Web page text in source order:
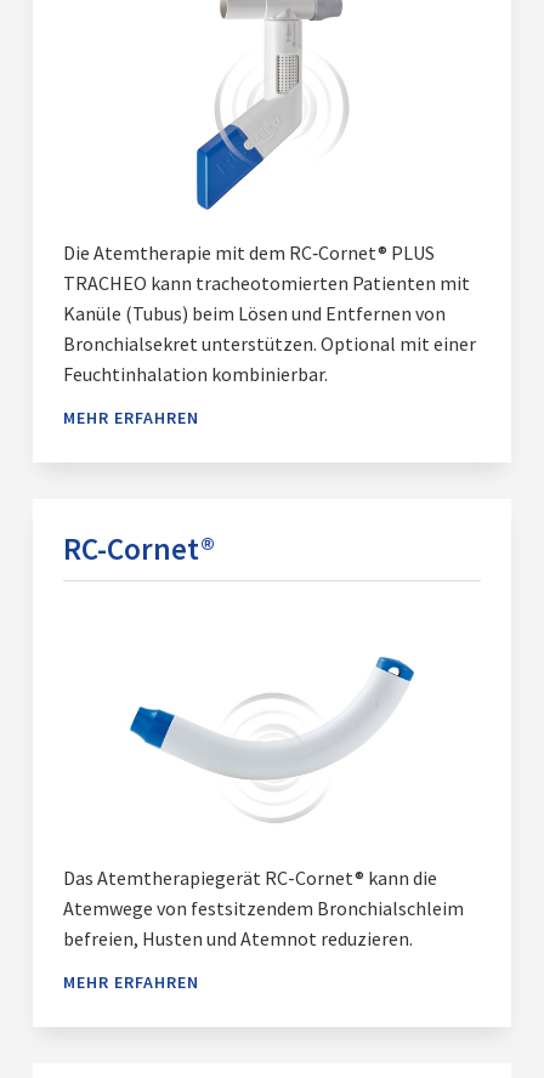
Die Atemtherapie mit dem RC‑Cornet® PLUS
TRACHEO kann tracheotomierten Patienten mit
Kanüle (Tubus) beim Lösen und Entfernen von
Bronchialsekret unterstützen. Optional mit einer
Feuchtinhalation kombinierbar.
MEHR ERFAHREN
RC-Cornet®
Das Atemtherapiegerät RC-Cornet® kann die
Atemwege von festsitzendem Bronchialschleim
befreien, Husten und Atemnot reduzieren.
MEHR ERFAHREN